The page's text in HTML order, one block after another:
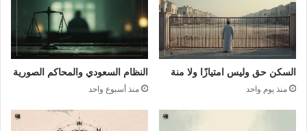
السكن حق وليس امتيازًا ولا منة
منذ يوم واحد
النظام السعودي والمحاكم الصورية
منذ أسبوع واحد